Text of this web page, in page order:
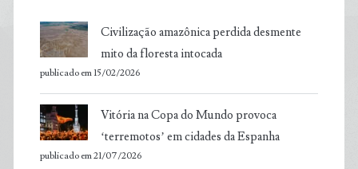
Civilização amazônica perdida desmente
mito da floresta intocada
publicado em 15/02/2026
Vitória na Copa do Mundo provoca
‘terremotos’ em cidades da Espanha
publicado em 21/07/2026